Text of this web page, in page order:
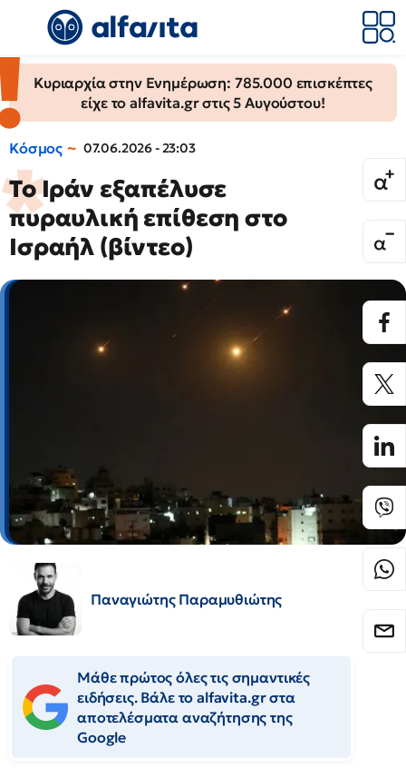
Κυριαρχία στην Ενημέρωση: 785.000 επισκέπτες
είχε το alfavita.gr στις 5 Αυγούστου!
Κόσμος 07.06.2026 - 23:03
Το Ιράν εξαπέλυσε
πυραυλική επίθεση στο
Ισραήλ (βίντεο)
Παναγιώτης Παραμυθιώτης
Μάθε πρώτος όλες τις σημαντικές
ειδήσεις. Βάλε το alfavita.gr στα
αποτελέσματα αναζήτησης της
Google